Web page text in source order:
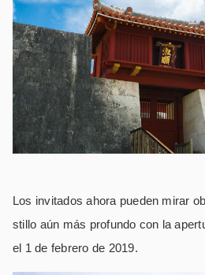
Los invitados ahora pueden mirar
stillo aún más profundo con la
el 1 de febrero de 2019.